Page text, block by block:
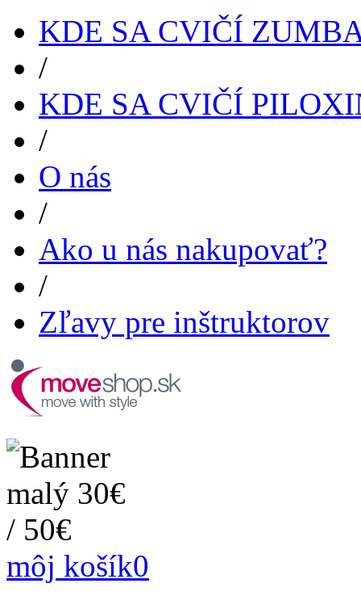
KDE SA CVIČÍ
/
KDE SA CVIČÍ
/
O nás
/
Ako u nás nakupovať?
/
Zľavy pre inštruktorov
môj košík0